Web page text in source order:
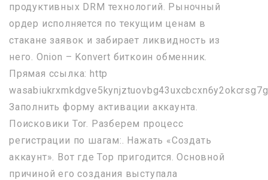
продуктивных DRM технологий. Рыночный
ордер исполняется по текущим ценам в
стакане заявок и забирает ликвидность из
него. Onion – Konvert биткоин обменник.
Прямая ссылка: http
Заполнить форму активации аккаунта.
Поисковики Tor. Разберем процесс
регистрации по шагам:. Нажать «Создать
аккаунт». Вот где Тор пригодится. Основной
причиной его создания выступала